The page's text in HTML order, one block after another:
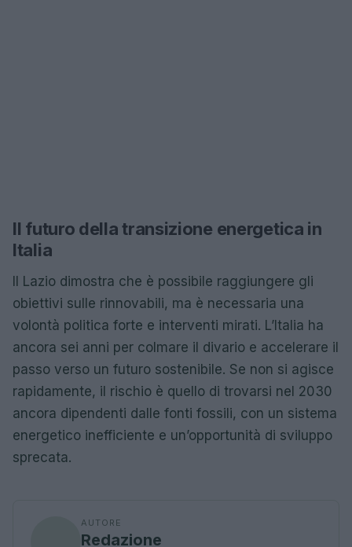
Il futuro della transizione energetica in
Italia
Il Lazio dimostra che è possibile raggiungere gli
obiettivi sulle rinnovabili, ma è necessaria una
volontà politica forte e interventi mirati. L’Italia ha
ancora sei anni per colmare il divario e accelerare il
passo verso un futuro sostenibile. Se non si agisce
rapidamente, il rischio è quello di trovarsi nel 2030
ancora dipendenti dalle fonti fossili, con un sistema
energetico inefficiente e un’opportunità di sviluppo
sprecata.
AUTORE
Redazione